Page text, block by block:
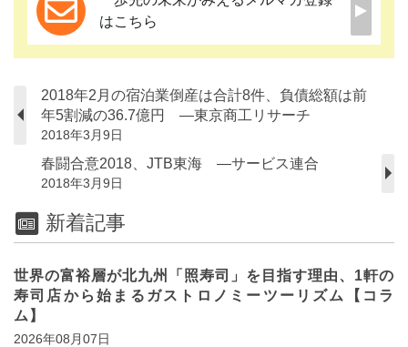
はこちら
2018年2月の宿泊業倒産は合計8件、負債総額は前
年5割減の36.7億円 ―東京商工リサーチ
2018年3月9日
春闘合意2018、JTB東海 ―サービス連合
2018年3月9日
新着記事
世界の富裕層が北九州「照寿司」を目指す理由、1軒の
寿司店から始まるガストロノミーツーリズム【コラ
ム】
2026年08月07日